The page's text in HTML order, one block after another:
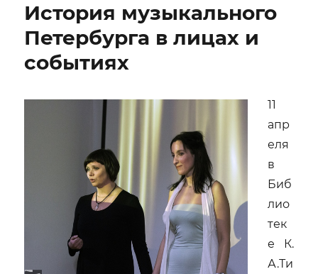
Curium
поддержке
Dance
Лекторий
«Петербургские
имена»
История музыкального
Петербурга в лицах и
событиях
11
апр
еля
в
Биб
лио
тек
е К.
А.Ти